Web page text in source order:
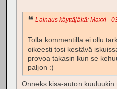
Lainaus käyttäjältä: Maxxi -
Tolla kommentilla ei ollu
oikeesti tosi kestävä
provoa takasin kun se
paljon :)
Onneks kisa-auton